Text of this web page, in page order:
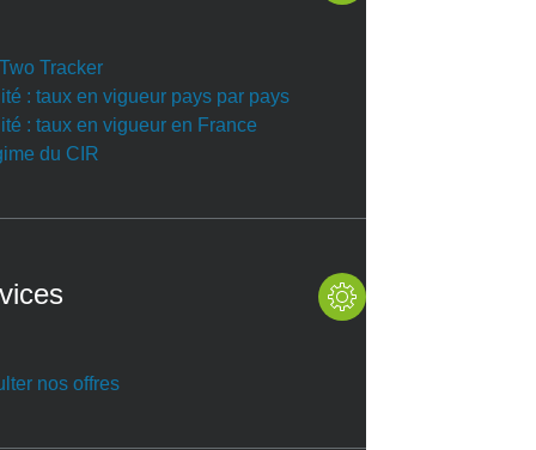
Tracker
: taux en vigueur pays par pays
: taux en vigueur en France
du CIR
nos offres